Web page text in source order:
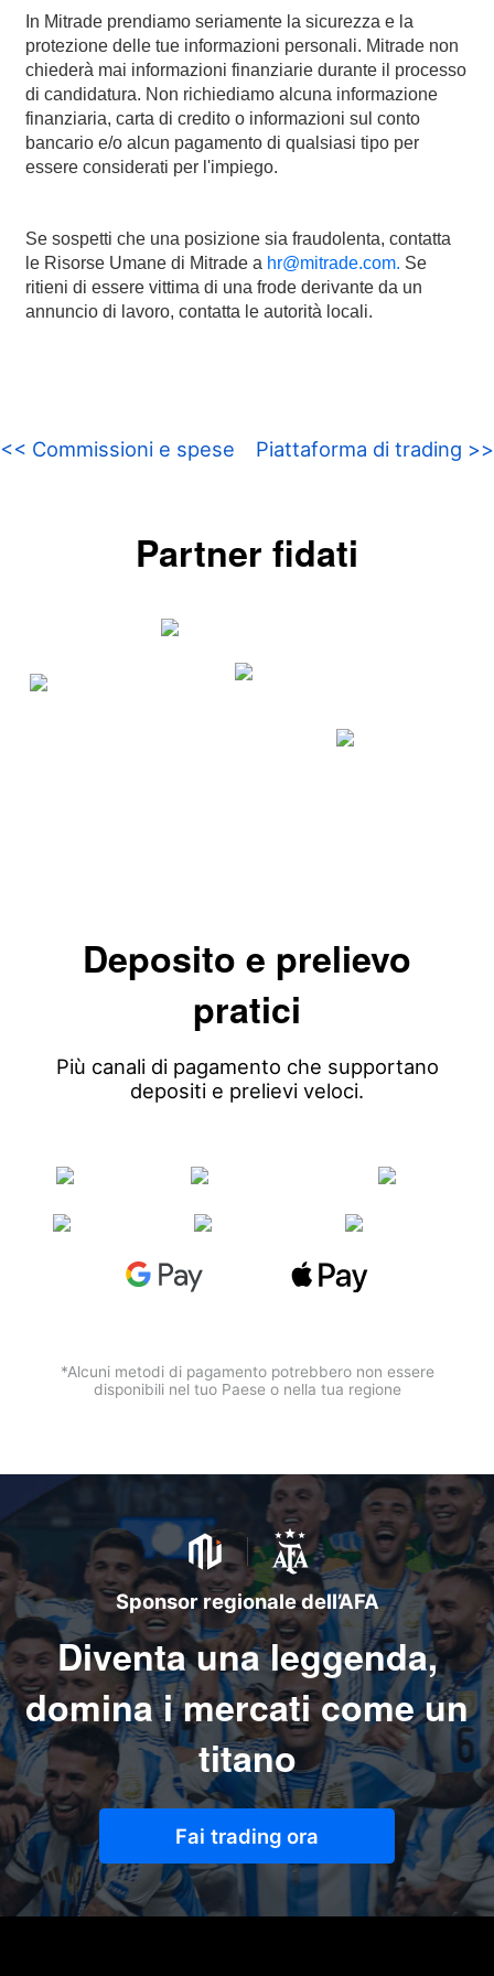
In Mitrade prendiamo seriamente la sicurezza e la
protezione delle tue informazioni personali. Mitrade non
chiederà mai informazioni finanziarie durante il processo
di candidatura. Non richiediamo alcuna informazione
finanziaria, carta di credito o informazioni sul conto
bancario e/o alcun pagamento di qualsiasi tipo per
essere considerati per l'impiego.
Se sospetti che una posizione sia fraudolenta, contatta
le Risorse Umane di Mitrade a hr@mitrade.com. Se
ritieni di essere vittima di una frode derivante da un
annuncio di lavoro, contatta le autorità locali.
<< Commissioni e spese Piattaforma di trading >>
Partner fidati
Deposito e prelievo
pratici
Più canali di pagamento che supportano
depositi e prelievi veloci.
*Alcuni metodi di pagamento potrebbero non essere
disponibili nel tuo Paese o nella tua regione
Sponsor regionale dell’AFA
Diventa una leggenda,
domina i mercati come un
titano
Fai trading ora